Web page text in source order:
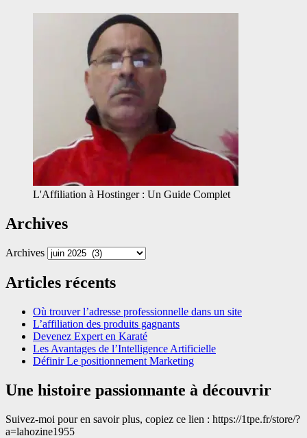
L'Affiliation à Hostinger : Un Guide Complet
Archives
Archives
Articles récents
Où trouver l’adresse professionnelle dans un site
L’affiliation des produits gagnants
Devenez Expert en Karaté
Les Avantages de l’Intelligence Artificielle
Définir Le positionnement Marketing
Une histoire passionnante à découvrir
Suivez-moi pour en savoir plus, copiez ce lien : https://1tpe.fr/store/?
a=lahozine1955